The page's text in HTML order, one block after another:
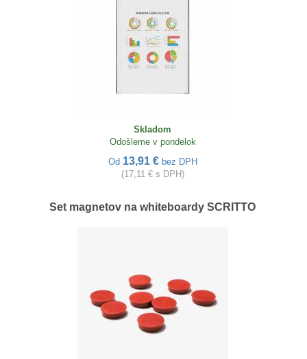
Skladom
Odošleme v pondelok
Od 13,91 € bez DPH
(17,11 € s DPH)
Set magnetov na whiteboardy SCRITTO